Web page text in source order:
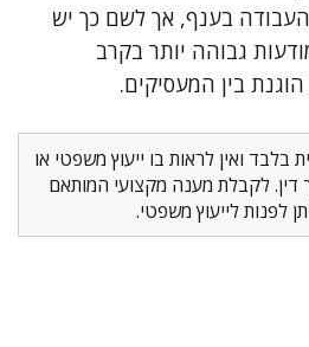
בענף, אך לשם כך יש
גבוהה יותר בקרב
בין המעסיקים.
ואין לראות בו ייעוץ משפטי או
דין. לקבלת מענה מקצועי המותאם
לפנות לייעוץ משפטי.